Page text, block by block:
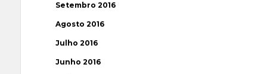
Setembro 2016
Agosto 2016
Julho 2016
Junho 2016